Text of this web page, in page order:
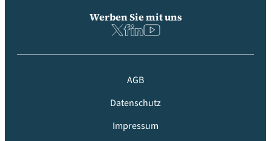
Werben Sie mit uns
AGB
Datenschutz
Impressum